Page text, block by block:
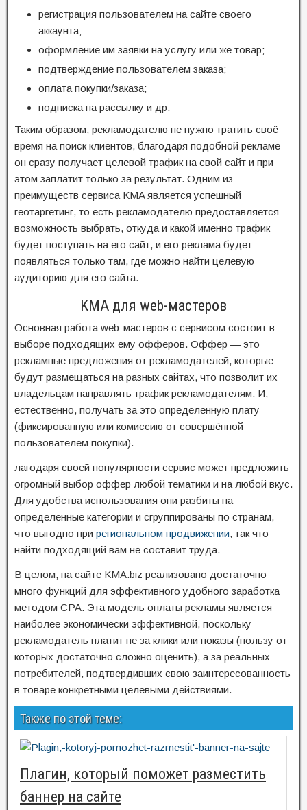
регистрация пользователем на сайте своего
аккаунта;
оформление им заявки на услугу или же товар;
подтверждение пользователем заказа;
оплата покупки/заказа;
подписка на рассылку и др.
Таким образом, рекламодателю не нужно тратить своё
время на поиск клиентов, благодаря подобной рекламе
он сразу получает целевой трафик на свой сайт и при
этом заплатит только за результат. Одним из
преимуществ сервиса KMA является успешный
геотаргетинг, то есть рекламодателю предоставляется
возможность выбрать, откуда и какой именно трафик
будет поступать на его сайт, и его реклама будет
появляться только там, где можно найти целевую
аудиторию для его сайта.
KMA для web-мастеров
Основная работа web-мастеров с сервисом состоит в
выборе подходящих ему офферов. Оффер — это
рекламные предложения от рекламодателей, которые
будут размещаться на разных сайтах, что позволит их
владельцам направлять трафик рекламодателям. И,
естественно, получать за это определённую плату
(фиксированную или комиссию от совершённой
пользователем покупки).
лагодаря своей популярности сервис может предложить
огромный выбор оффер любой тематики и на любой вкус.
Для удобства использования они разбиты на
определённые категории и сгруппированы по странам,
что выгодно при региональном продвижении, так что
найти подходящий вам не составит труда.
В целом, на сайте KMA.biz реализовано достаточно
много функций для эффективного удобного заработка
методом CPA. Эта модель оплаты рекламы является
наиболее экономически эффективной, поскольку
рекламодатель платит не за клики или показы (пользу от
которых достаточно сложно оценить), а за реальных
потребителей, подтвердивших свою заинтересованность
в товаре конкретными целевыми действиями.
Также по этой теме:
Плагин, который поможет разместить
баннер на сайте